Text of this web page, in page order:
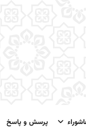
پرسش و پاسخ